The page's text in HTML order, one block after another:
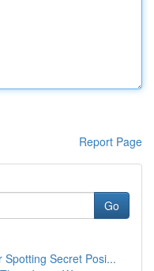
Report Page
Go
Secret Posi...